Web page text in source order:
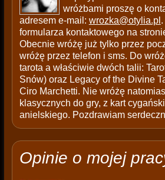
wróżbami proszę o
adresem e-mail: wrozka@otylia.pl
formularza kontaktowego na
Obecnie wróżę już tylko przez
wróżę przez telefon i sms. Do
tarota a właściwie dwóch talii:
Snów) oraz Legacy of the Divine
Ciro Marchetti. Nie wróżę
klasycznych do gry, z kart
anielskiego. Pozdrawiam
Opinie o mojej